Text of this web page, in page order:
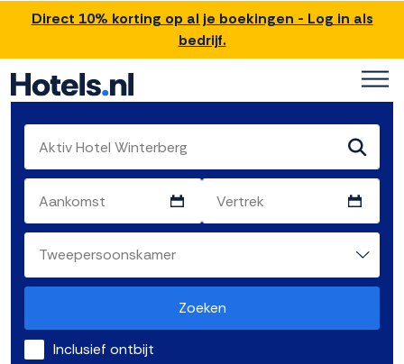
Direct 10% korting op al je boekingen - Log in als
bedrijf.
Zoeken
Inclusief ontbijt